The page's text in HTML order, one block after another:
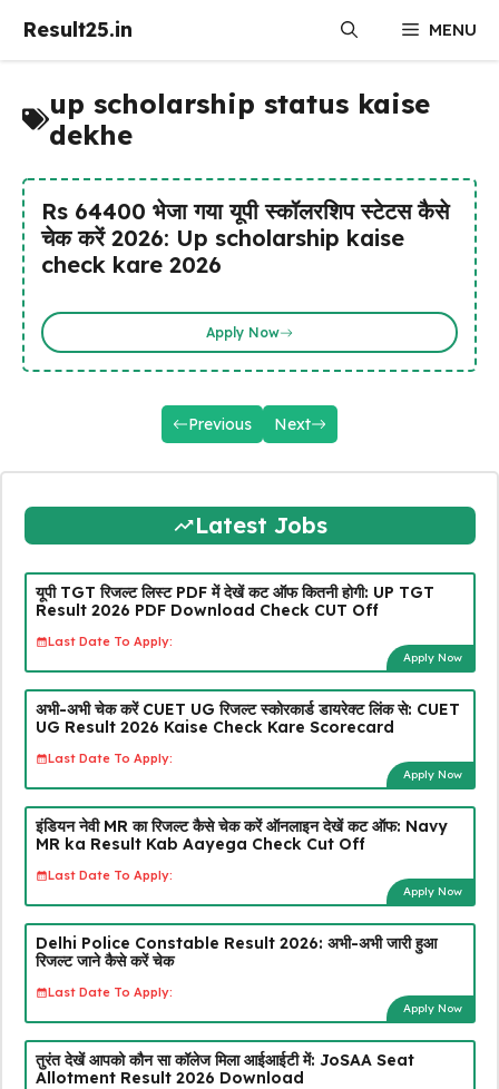
Result25.in MENU
up scholarship status kaise
dekhe
Rs 64400 भेजा गया यूपी स्कॉलरशिप स्टेटस कैसे
चेक करें 2026: Up scholarship kaise
check kare 2026
Apply Now
Previous Next
Latest Jobs
यूपी TGT रिजल्ट लिस्ट PDF में देखें कट ऑफ कितनी होगी: UP TGT
Result 2026 PDF Download Check CUT Off
Last Date To Apply:
Apply Now
अभी-अभी चेक करें CUET UG रिजल्ट स्कोरकार्ड डायरेक्ट लिंक से: CUET
UG Result 2026 Kaise Check Kare Scorecard
Last Date To Apply:
Apply Now
इंडियन नेवी MR का रिजल्ट कैसे चेक करें ऑनलाइन देखें कट ऑफ: Navy
MR ka Result Kab Aayega Check Cut Off
Last Date To Apply:
Apply Now
Delhi Police Constable Result 2026: अभी-अभी जारी हुआ
रिजल्ट जाने कैसे करें चेक
Last Date To Apply:
Apply Now
तुरंत देखें आपको कौन सा कॉलेज मिला आईआईटी में: JoSAA Seat
Allotment Result 2026 Download